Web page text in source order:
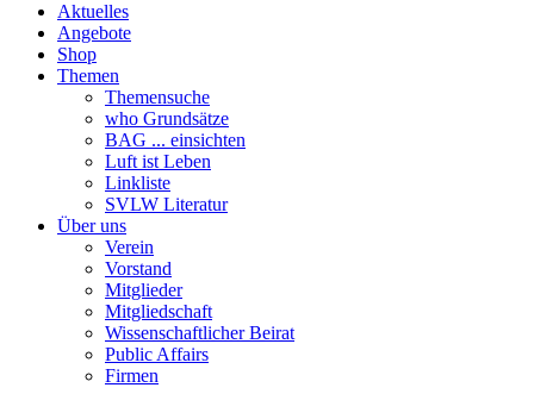
Aktuelles
Angebote
Shop
Themen
Themensuche
who Grundsätze
BAG ... einsichten
Luft ist Leben
Linkliste
SVLW Literatur
Über uns
Verein
Vorstand
Mitglieder
Mitgliedschaft
Wissenschaftlicher Beirat
Public Affairs
Firmen